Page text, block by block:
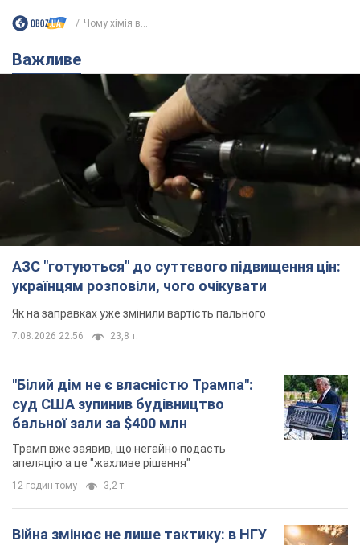
АЗС "готуються" до суттєвого підвищення цін:
українцям розповіли, чого очікувати
Як на заправках уже змінили вартість пального
23,8 т.
"Білий дім не є власністю Трампа":
суд США зупинив будівництво
бальної зали за $400 млн
Трамп вже заявив, що негайно подасть
12 годин тому
Війна змінює не лише тактику: в НГУ
показали інженерні рішення проти
російських FPV-дронів. Фото
Це "постапокаліптична естетика зі світу
"Шаленого Макса"
12 годин тому 9,9 т.